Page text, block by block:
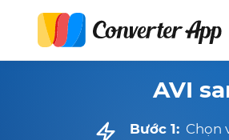
AVI
Bước 1: Chọn